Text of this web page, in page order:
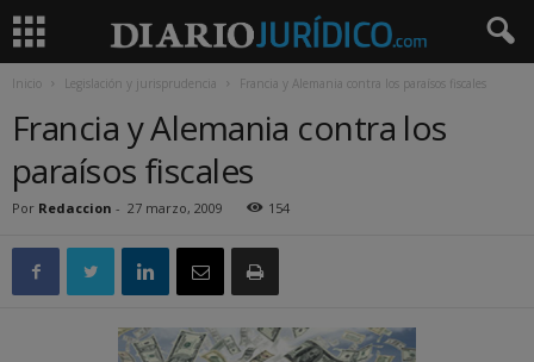
Inicio Legislación y jurisprudencia Francia y Alemania contra los paraísos fiscales
Francia y Alemania contra los
paraísos fiscales
Por Redaccion - 27 marzo, 2009 154